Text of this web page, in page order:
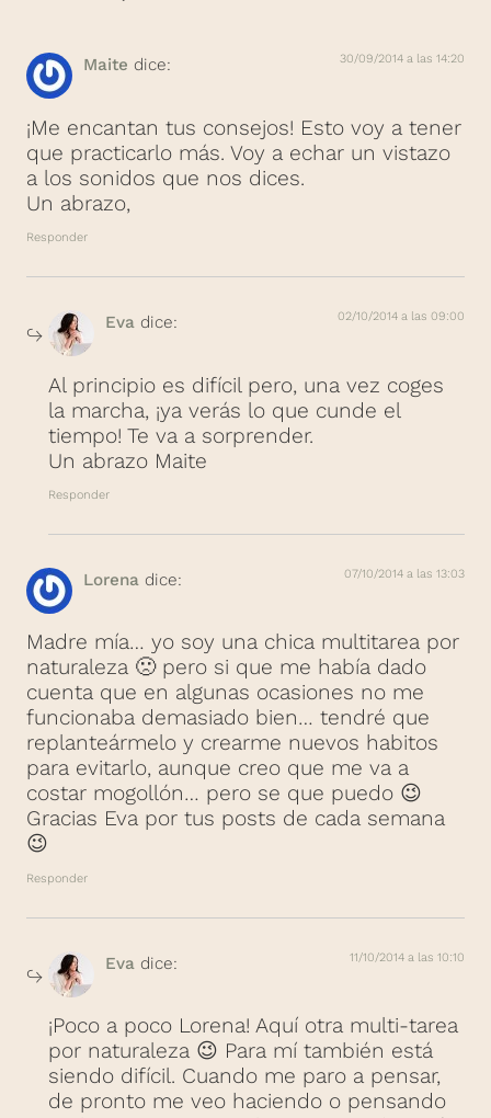
Maite dice: 30/09/2014 a las 14:20
¡Me encantan tus consejos! Esto voy a tener
que practicarlo más. Voy a echar un vistazo
a los sonidos que nos dices.
Un abrazo,
Responder
Eva dice: 02/10/2014 a las 09:00
Al principio es difícil pero, una vez coges
la marcha, ¡ya verás lo que cunde el
tiempo! Te va a sorprender.
Un abrazo Maite
Responder
Lorena dice: 07/10/2014 a las 13:03
Madre mía… yo soy una chica multitarea por
naturaleza 🙁 pero si que me había dado
cuenta que en algunas ocasiones no me
funcionaba demasiado bien… tendré que
replanteármelo y crearme nuevos habitos
para evitarlo, aunque creo que me va a
costar mogollón… pero se que puedo 😉
Gracias Eva por tus posts de cada semana
😉
Responder
Eva dice: 11/10/2014 a las 10:10
¡Poco a poco Lorena! Aquí otra multi-tarea
por naturaleza 😉 Para mí también está
siendo difícil. Cuando me paro a pensar,
de pronto me veo haciendo o pensando